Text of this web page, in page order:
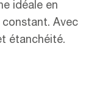
idéale en
Avec
étanchéité.